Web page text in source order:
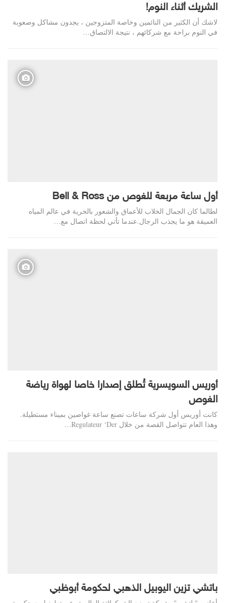
الشريك أثناء النوم!
لاشك أن الكثير من النائمين وخاصة المتزوجين ، يجدون مشاكل وصعوبة
في النوم براحة مع شركائهم ، نتيجة الالتصاق…
أول ساعة مربعة للغوص من Bell & Ross
لطالما كان الجمال الخلاب للأعماق والشعور بالحرية في عالم المياه
العميقة هو ما يجذب الرجال.عندما تأتي لحظة اتصال مع…
أوريس السويسرية تُطلق إصدارا خاصا لهواة رياضة
الغوص
كانت أوريس أول شركة ساعات تصنع ساعة غواصين بميناء مستطيلة.
وهذا العام تتواصل القصة من خلال Regulateur ‘Der…
باتشي تزين اليوبيل الذهبي لحكومة أبوظبي